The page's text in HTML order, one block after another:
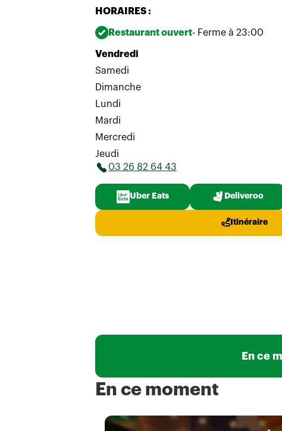
HORAIRES :
Restaurant ouvert- Ferme à 23:00
Vendredi
Samedi
Dimanche
Lundi
Mardi
Mercredi
Jeudi
03 26 82 64 43
Uber Eats Deliveroo
Itinéraire
En ce
En ce moment